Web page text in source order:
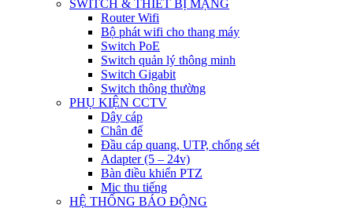
SWITCH & THIẾT BỊ MẠNG
Router Wifi
Bộ phát wifi cho thang máy
Switch PoE
Switch quản lý thông minh
Switch Gigabit
Switch thông thường
PHỤ KIỆN CCTV
Dây cáp
Chân đế
Đầu cáp quang, UTP, chống sét
Adapter (5 – 24v)
Bàn điều khiển PTZ
Mic thu tiếng
HỆ THỐNG BÁO ĐỘNG